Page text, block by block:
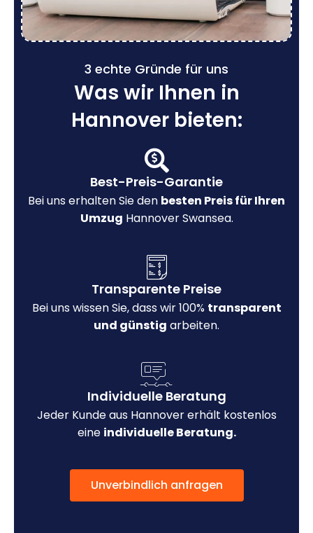
3 echte Gründe für uns
Was wir Ihnen in
Hannover bieten:
Best-Preis-Garantie
Bei uns erhalten Sie den besten Preis für Ihren
Umzug Hannover Swansea.
Transparente Preise
Bei uns wissen Sie, dass wir 100% transparent
und günstig arbeiten.
Individuelle Beratung
Jeder Kunde aus Hannover erhält kostenlos
eine individuelle Beratung.
Unverbindlich anfragen